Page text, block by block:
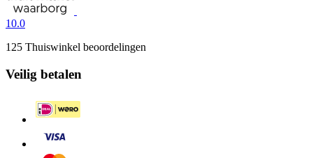
10.0
125 Thuiswinkel beoordelingen
Veilig betalen